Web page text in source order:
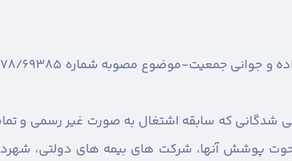
شدگانی که سابقه اشتغال به صورت غیر رسمی و
پوشش آنها، شرکت های بیمه های دولتی،